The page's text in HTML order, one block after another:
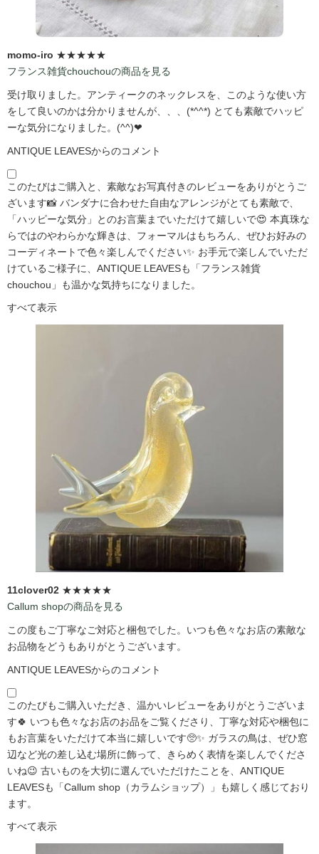
momo-iro ★★★★★
フランス雑貨chouchouの商品を見る
受け取りました。アンティークのネックレスを、このような使い方
をして良いのかは分かりませんが、、、(*^^*) とても素敵でハッピ
ーな気分になりました。(^^)❤
ANTIQUE LEAVESからのコメント
このたびはご購入と、素敵なお写真付きのレビューをありがとうご
ざいます📸 バンダナに合わせた自由なアレンジがとても素敵で、
「ハッピーな気分」とのお言葉までいただけて嬉しいで😍 本真珠な
らではのやわらかな輝きは、フォーマルはもちろん、ぜひお好みの
コーディネートで色々楽しんでください✨ お手元で楽しんでいただ
けているご様子に、ANTIQUE LEAVESも「フランス雑貨
chouchou」も温かな気持ちになりました。
すべて表示
11clover02 ★★★★★
Callum shopの商品を見る
この度もご丁寧なご対応と梱包でした。いつも色々なお店の素敵な
お品物をどうもありがとうございます。
ANTIQUE LEAVESからのコメント
このたびもご購入いただき、温かいレビューをありがとうございま
す🍀 いつも色々なお店のお品をご覧くださり、丁寧な対応や梱包に
もお言葉をいただけて本当に嬉しいです🥺✨ ガラスの鳥は、ぜひ窓
辺など光の差し込む場所に飾って、きらめく表情を楽しんでくださ
いね😉 古いものを大切に選んでいただけたことを、ANTIQUE
LEAVESも「Callum shop（カラムショップ）」も嬉しく感じており
ます。
すべて表示